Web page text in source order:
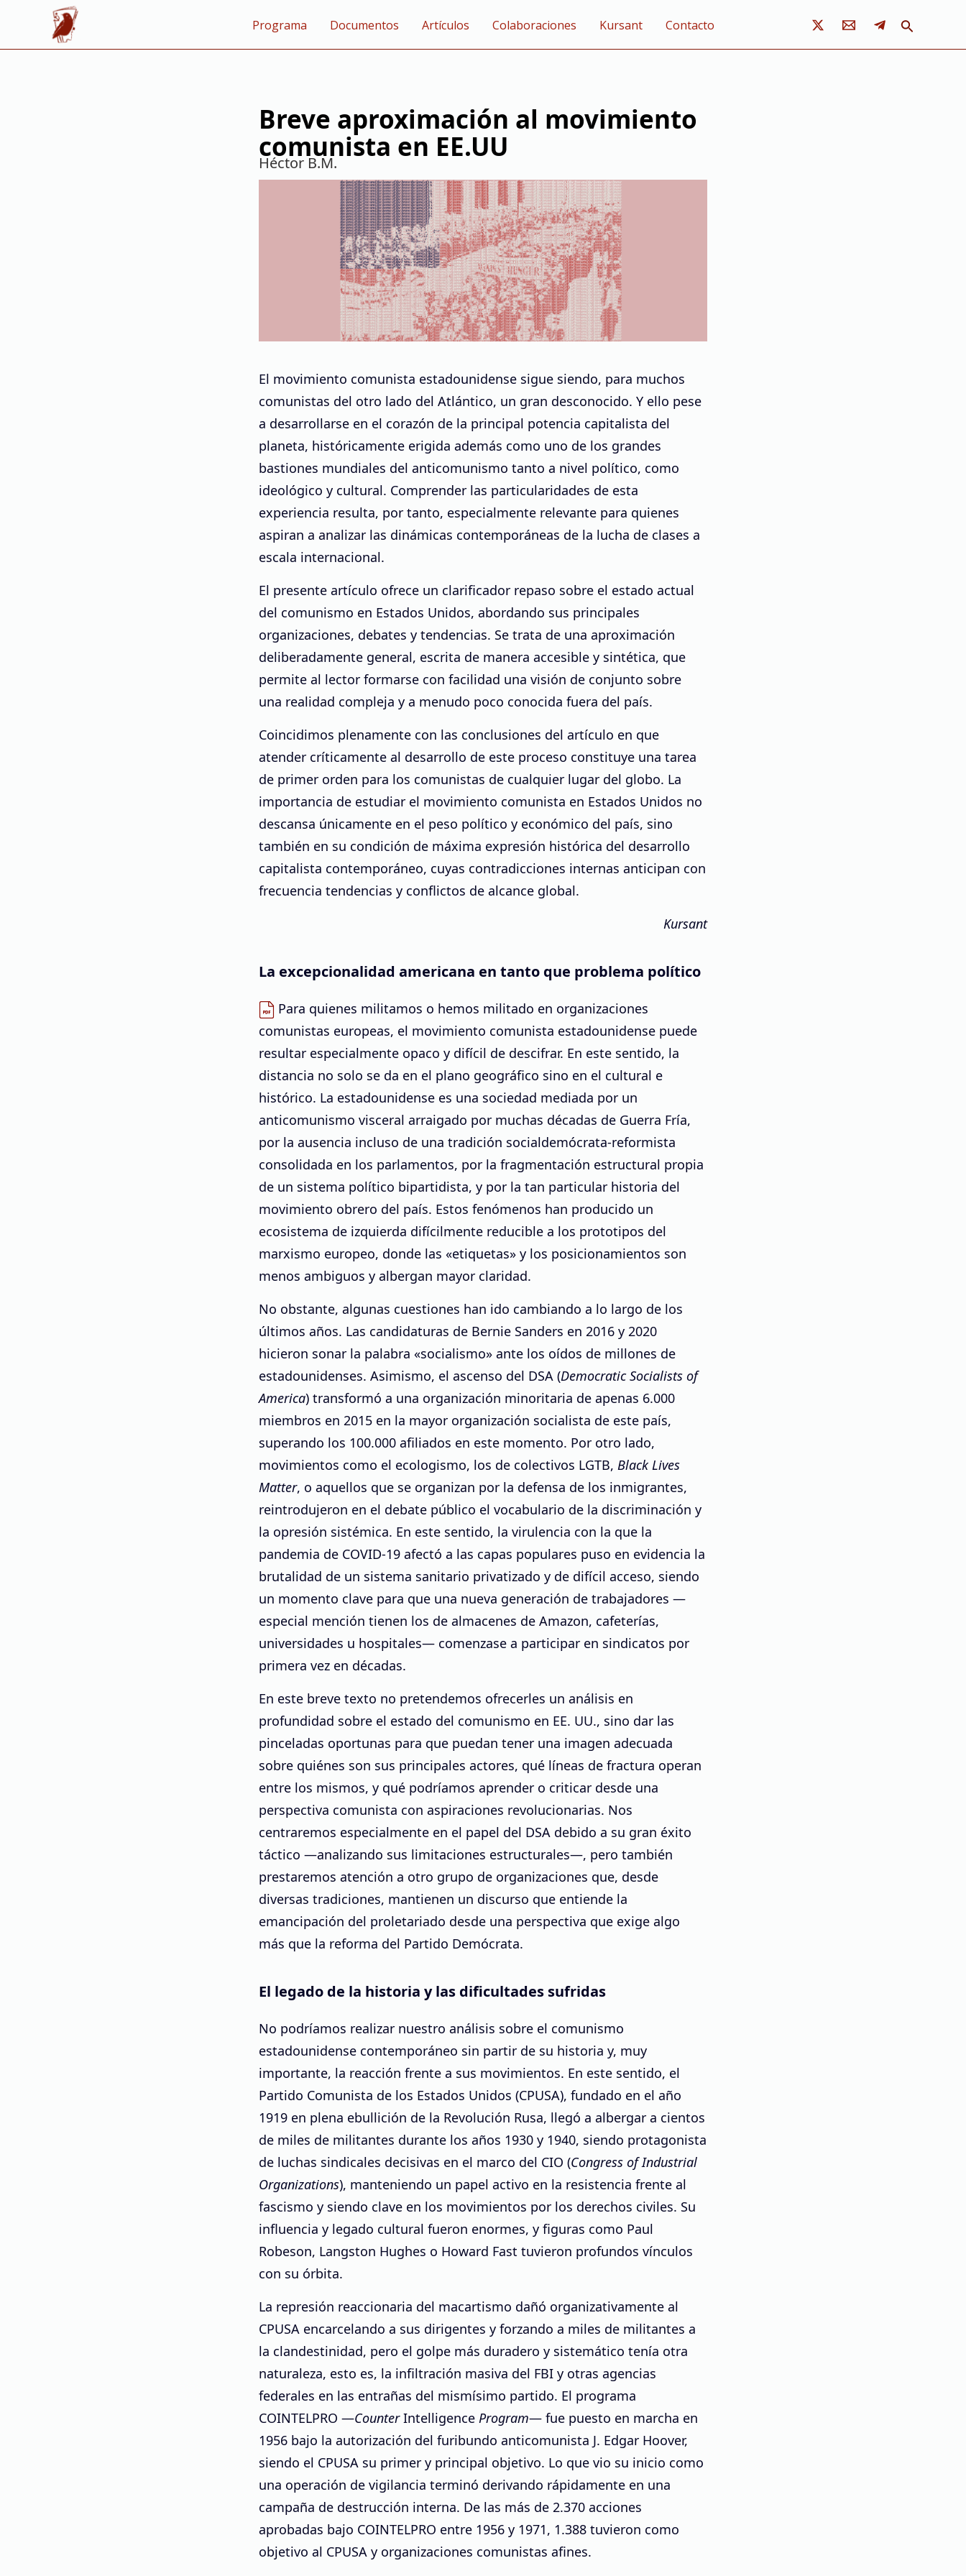
contenido
Programa Documentos Artículos Colaboraciones Kursant Contacto Buscar
Breve aproximación al movimiento
comunista en EE.UU
Héctor B.M.
El movimiento comunista estadounidense sigue siendo, para muchos
comunistas del otro lado del Atlántico, un gran desconocido. Y ello pese
a desarrollarse en el corazón de la principal potencia capitalista del
planeta, históricamente erigida además como uno de los grandes
bastiones mundiales del anticomunismo tanto a nivel político, como
ideológico y cultural. Comprender las particularidades de esta
experiencia resulta, por tanto, especialmente relevante para quienes
aspiran a analizar las dinámicas contemporáneas de la lucha de clases a
escala internacional.
El presente artículo ofrece un clarificador repaso sobre el estado actual
del comunismo en Estados Unidos, abordando sus principales
organizaciones, debates y tendencias. Se trata de una aproximación
deliberadamente general, escrita de manera accesible y sintética, que
permite al lector formarse con facilidad una visión de conjunto sobre
una realidad compleja y a menudo poco conocida fuera del país.
Coincidimos plenamente con las conclusiones del artículo en que
atender críticamente al desarrollo de este proceso constituye una tarea
de primer orden para los comunistas de cualquier lugar del globo. La
importancia de estudiar el movimiento comunista en Estados Unidos no
descansa únicamente en el peso político y económico del país, sino
también en su condición de máxima expresión histórica del desarrollo
capitalista contemporáneo, cuyas contradicciones internas anticipan con
frecuencia tendencias y conflictos de alcance global.
Kursant
La excepcionalidad americana en tanto que problema político
Para quienes militamos o hemos militado en organizaciones
comunistas europeas, el movimiento comunista estadounidense puede
resultar especialmente opaco y difícil de descifrar. En este sentido, la
distancia no solo se da en el plano geográfico sino en el cultural e
histórico. La estadounidense es una sociedad mediada por un
anticomunismo visceral arraigado por muchas décadas de Guerra Fría,
por la ausencia incluso de una tradición socialdemócrata-reformista
consolidada en los parlamentos, por la fragmentación estructural propia
de un sistema político bipartidista, y por la tan particular historia del
movimiento obrero del país. Estos fenómenos han producido un
ecosistema de izquierda difícilmente reducible a los prototipos del
marxismo europeo, donde las «etiquetas» y los posicionamientos son
menos ambiguos y albergan mayor claridad.
No obstante, algunas cuestiones han ido cambiando a lo largo de los
últimos años. Las candidaturas de Bernie Sanders en 2016 y 2020
hicieron sonar la palabra «socialismo» ante los oídos de millones de
estadounidenses. Asimismo, el ascenso del DSA (Democratic Socialists of
America) transformó a una organización minoritaria de apenas 6.000
miembros en 2015 en la mayor organización socialista de este país,
superando los 100.000 afiliados en este momento. Por otro lado,
movimientos como el ecologismo, los de colectivos LGTB, Black Lives
Matter, o aquellos que se organizan por la defensa de los inmigrantes,
reintrodujeron en el debate público el vocabulario de la discriminación y
la opresión sistémica. En este sentido, la virulencia con la que la
pandemia de COVID-19 afectó a las capas populares puso en evidencia la
brutalidad de un sistema sanitario privatizado y de difícil acceso, siendo
un momento clave para que una nueva generación de trabajadores —
especial mención tienen los de almacenes de Amazon, cafeterías,
universidades u hospitales— comenzase a participar en sindicatos por
primera vez en décadas.
En este breve texto no pretendemos ofrecerles un análisis en
profundidad sobre el estado del comunismo en EE. UU., sino dar las
pinceladas oportunas para que puedan tener una imagen adecuada
sobre quiénes son sus principales actores, qué líneas de fractura operan
entre los mismos, y qué podríamos aprender o criticar desde una
perspectiva comunista con aspiraciones revolucionarias. Nos
centraremos especialmente en el papel del DSA debido a su gran éxito
táctico —analizando sus limitaciones estructurales—, pero también
prestaremos atención a otro grupo de organizaciones que, desde
diversas tradiciones, mantienen un discurso que entiende la
emancipación del proletariado desde una perspectiva que exige algo
más que la reforma del Partido Demócrata.
El legado de la historia y las dificultades sufridas
No podríamos realizar nuestro análisis sobre el comunismo
estadounidense contemporáneo sin partir de su historia y, muy
importante, la reacción frente a sus movimientos. En este sentido, el
Partido Comunista de los Estados Unidos (CPUSA), fundado en el año
1919 en plena ebullición de la Revolución Rusa, llegó a albergar a cientos
de miles de militantes durante los años 1930 y 1940, siendo protagonista
de luchas sindicales decisivas en el marco del CIO (Congress of Industrial
Organizations), manteniendo un papel activo en la resistencia frente al
fascismo y siendo clave en los movimientos por los derechos civiles. Su
influencia y legado cultural fueron enormes, y figuras como Paul
Robeson, Langston Hughes o Howard Fast tuvieron profundos vínculos
con su órbita.
La represión reaccionaria del macartismo dañó organizativamente al
CPUSA encarcelando a sus dirigentes y forzando a miles de militantes a
la clandestinidad, pero el golpe más duradero y sistemático tenía otra
naturaleza, esto es, la infiltración masiva del FBI y otras agencias
federales en las entrañas del mismísimo partido. El programa
COINTELPRO —CounterIntelligence Program— fue puesto en marcha en
1956 bajo la autorización del furibundo anticomunista J. Edgar Hoover,
siendo el CPUSA su primer y principal objetivo. Lo que vio su inicio como
una operación de vigilancia terminó derivando rápidamente en una
campaña de destrucción interna. De las más de 2.370 acciones
aprobadas bajo COINTELPRO entre 1956 y 1971, 1.388 tuvieron como
objetivo al CPUSA y organizaciones comunistas afines.
Navegación
entradas